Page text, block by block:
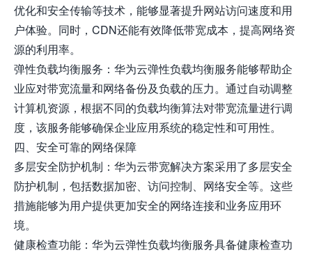
优化和安全传输等技术，能够显著提升网站访问速度和用
户体验。同时，CDN还能有效降低带宽成本，提高网络资
源的利用率。
弹性负载均衡服务：华为云弹性负载均衡服务能够帮助企
业应对带宽流量和网络备份及负载的压力。通过自动调整
计算机资源，根据不同的负载均衡算法对带宽流量进行调
度，该服务能够确保企业应用系统的稳定性和可用性。
四、安全可靠的网络保障
多层安全防护机制：华为云带宽解决方案采用了多层安全
防护机制，包括数据加密、访问控制、网络安全等。这些
措施能够为用户提供更加安全的网络连接和业务应用环
境。
健康检查功能：华为云弹性负载均衡服务具备健康检查功